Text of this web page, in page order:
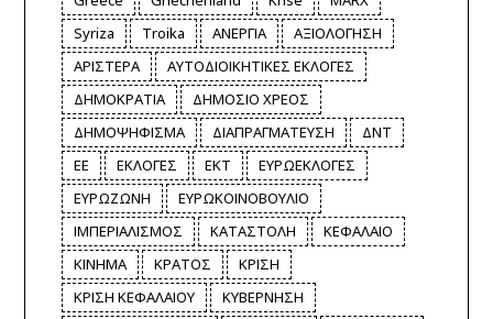
Syriza
Troika ΑΝΕΡΓΙΑ
ΑΞΙΟΛΟΓΗΣΗ
ΑΡΙΣΤΕΡΑ
ΑΥΤΟΔΙΟΙΚΗΤΙΚΕΣ ΕΚΛΟΓΕΣ
ΔΗΜΟΚΡΑΤΙΑ
ΔΗΜΟΣΙΟ ΧΡΕΟΣ
ΔΗΜΟΨΗΦΙΣΜΑ
ΔΙΑΠΡΑΓΜΑΤΕΥΣΗ
ΔΝΤ
ΕΕ
ΕΚΛΟΓΕΣ ΕΚΤ
ΕΥΡΩΕΚΛΟΓΕΣ
ΕΥΡΩΖΩΝΗ
ΕΥΡΩΚΟΙΝΟΒΟΥΛΙΟ
ΙΜΠΕΡΙΑΛΙΣΜΟΣ
ΚΑΤΑΣΤΟΛΗ
ΚΕΦΑΛΑΙΟ
ΚΙΝΗΜΑ
ΚΡΑΤΟΣ
ΚΡΙΣΗ
ΚΡΙΣΗ ΚΕΦΑΛΑΙΟΥ
ΚΥΒΕΡΝΗΣΗ